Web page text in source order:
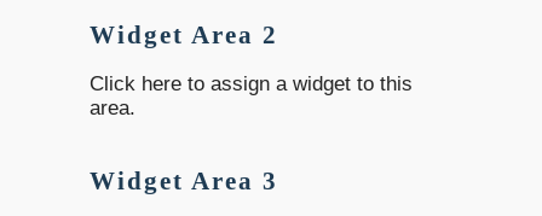
Widget Area 2
Click here to assign a widget to this
area.
Widget Area 3